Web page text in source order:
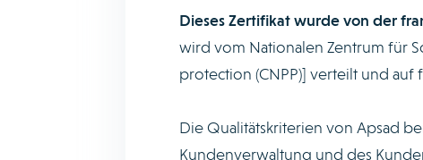
Dieses Zertifikat wurde von der
wird vom Nationalen Zentrum für
protection (CNPP)] verteilt und auf
Die Qualitätskriterien von Apsad
Kundenverwaltung und des